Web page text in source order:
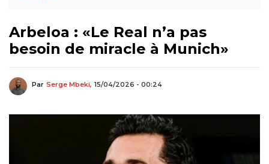
Arbeloa : «Le Real n’a pas
besoin de miracle à Munich»
Par Serge Mbeki, 15/04/2026 - 00:24